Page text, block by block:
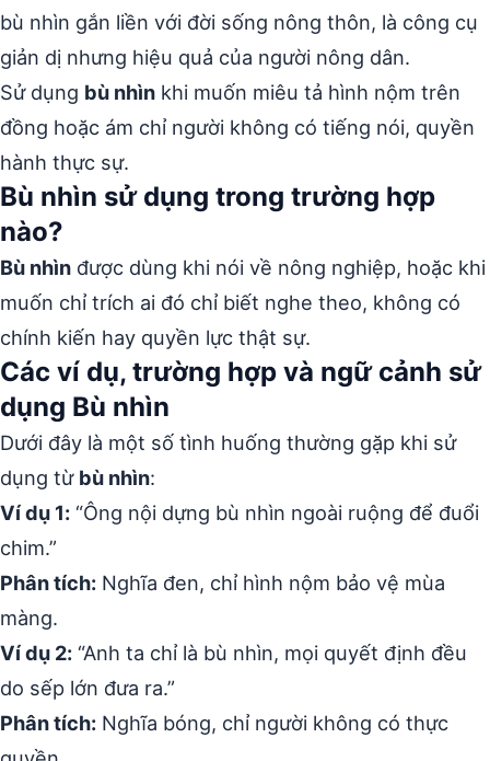
bù nhìn gắn liền với đời sống nông thôn, là công cụ
giản dị nhưng hiệu quả của người nông dân.
Sử dụng bù nhìn khi muốn miêu tả hình nộm trên
đồng hoặc ám chỉ người không có tiếng nói, quyền
hành thực sự.
Bù nhìn sử dụng trong trường hợp
nào?
Bù nhìn được dùng khi nói về nông nghiệp, hoặc khi
muốn chỉ trích ai đó chỉ biết nghe theo, không có
chính kiến hay quyền lực thật sự.
Các ví dụ, trường hợp và ngữ cảnh sử
dụng Bù nhìn
Dưới đây là một số tình huống thường gặp khi sử
dụng từ bù nhìn:
Ví dụ 1: “Ông nội dựng bù nhìn ngoài ruộng để đuổi
chim.”
Phân tích: Nghĩa đen, chỉ hình nộm bảo vệ mùa
màng.
Ví dụ 2: “Anh ta chỉ là bù nhìn, mọi quyết định đều
do sếp lớn đưa ra.”
Phân tích: Nghĩa bóng, chỉ người không có thực